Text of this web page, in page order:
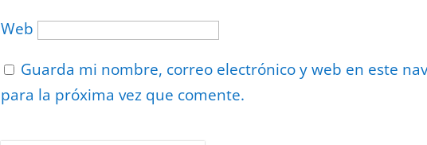
Web
Guarda mi nombre, correo electrónico y web en este
para la próxima vez que comente.